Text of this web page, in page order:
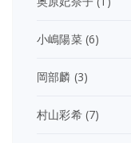
小嶋陽菜(6)
岡部麟 (3)
村山彩希(7)